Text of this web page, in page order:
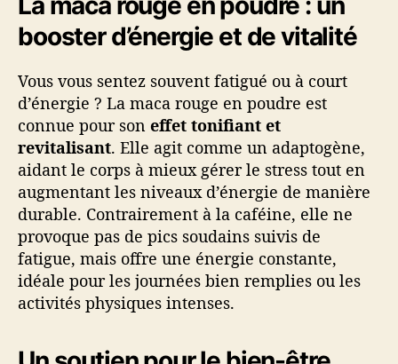
booster d’énergie et de vitalité
Vous vous sentez souvent fatigué ou à court
d’énergie ? La maca rouge en poudre est
connue pour son effet tonifiant et
revitalisant. Elle agit comme un adaptogène,
aidant le corps à mieux gérer le stress tout en
augmentant les niveaux d’énergie de manière
durable. Contrairement à la caféine, elle ne
provoque pas de pics soudains suivis de
fatigue, mais offre une énergie constante,
idéale pour les journées bien remplies ou les
activités physiques intenses.